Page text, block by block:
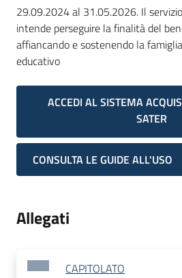
29.09.2024 al 31.05.2026. Il
intende perseguire la finalità del
affiancando e sostenendo la
educativo
ACCEDI AL SISTEMA
SATER
CONSULTA LE GUIDE ALL'USO
Allegati
CAPITOLATO